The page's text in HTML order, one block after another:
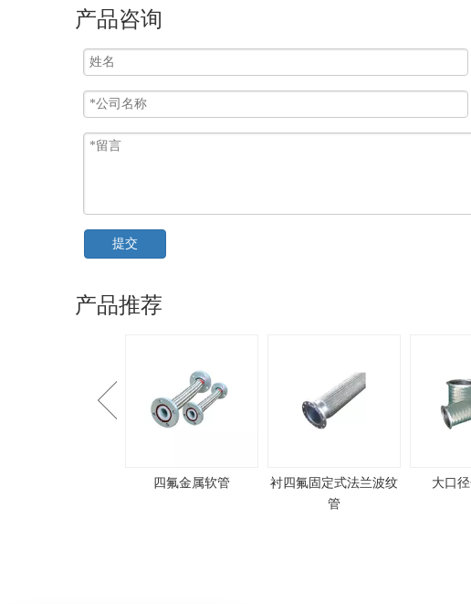
产品咨询
提交
产品推荐
四氟金属软管
衬四氟固定式法兰波纹
管
大口